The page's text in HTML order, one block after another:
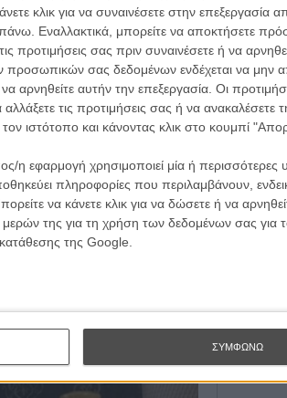
κλικ για να συναινέσετε στην επεξεργασία
Εναλλακτικά, μπορείτε να αποκτήσετε
προτιμήσεις σας πριν συναινέσετε ή να
σας δεδομένων ενδέχεται να μην
αρνηθείτε αυτήν την επεξεργασία. Οι
τις προτιμήσεις σας ή να ανακαλέσετε
ιστότοπο και κάνοντας κλικ στο κουμπί
η εφαρμογή χρησιμοποιεί μία ή περισσότερες
πληροφορίες που περιλαμβάνουν,
να κάνετε κλικ για να δώσετε ή να
μερών της για τη χρήση των δεδομένων σας
της Google.
ΣΥΜΦΩΝΩ
άρχισε να είναι μουτρωμένη
τα ίδια μποτάκια (εμ, δε
μεταφέρω, αλλά σοβαρά ρε
δει ποτέ στην τηλεόραση,
με τα νευράκια της Ντέινα. Άσε
etoimasoy-gia-th-2h-sezon-toy-
Ζαν-Πολ
Ο
10
του flix
inbox σου
ταινίες | πρόγραμμα αιθουσών για όλη την Ελλάδα |
| αφιερώματα | διαγωνισμοί
ΕΓΓΡΑΦΗ